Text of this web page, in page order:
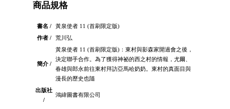
商品規格
書名 /
黃泉使者 11 (首刷限定版)
作者 /
荒川弘
簡介 /
黃泉使者 11 (首刷限定版)：東村與影森家開過會之後，
決定聯手合作。為了獲得神祕的西之村的情報，尤爾、
春雄與郎永前往東村拜訪亞馬哈奶奶。東村的真面目與
漫長的歷史也隨
出版社
/
鴻緯圖書有限公司